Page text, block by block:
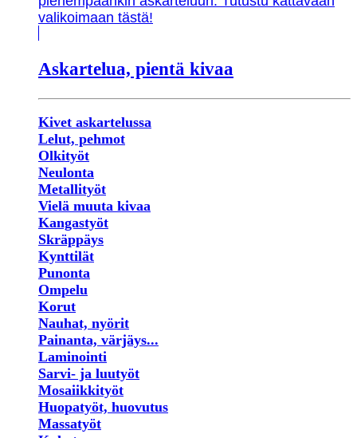
valikoimaan tästä!
Askartelua, pientä kivaa
Kivet askartelussa
Lelut, pehmot
Olkityöt
Neulonta
Metallityöt
Vielä muuta kivaa
Kangastyöt
Skräppäys
Kynttilät
Punonta
Ompelu
Korut
Nauhat, nyörit
Painanta, värjäys...
Laminointi
Sarvi- ja luutyöt
Mosaiikkityöt
Huopatyöt, huovutus
Massatyöt